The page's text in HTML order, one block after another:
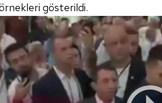
gösterildi.